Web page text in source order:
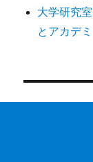
大学研究
とアカデ